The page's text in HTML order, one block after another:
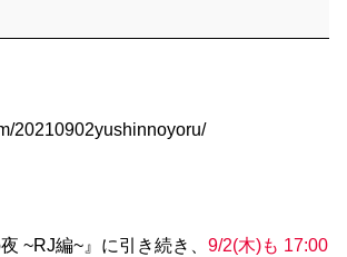
20210902yushinnoyoru/
~RJ編~』に引き続き、 9/2(木)も 17:00